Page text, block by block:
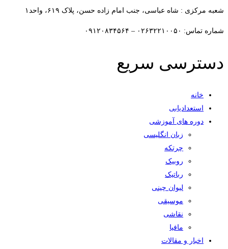
شعبه مرکزی : شاه عباسی، جنب امام زاده حسن، پلاک ۶۱۹، واحد۱​
شماره تماس: ۰۲۶۳۲۲۱۰۰۵۰ – ۰۹۱۲۰۸۳۴۵۶۴
دسترسی سریع
خانه
استعدادیابی
دوره های آموزشی
زبان انگلیسی
چرتکه
روبیک
رباتیک
لیوان چینی
موسیقی
نقاشی
مافیا
اخبار و مقالات